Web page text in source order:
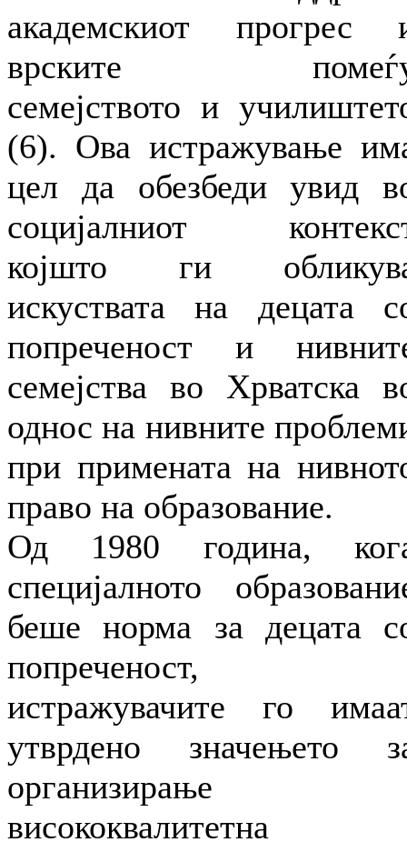
академскиот прогрес
врските
семејството и
(6). Ова истражување
цел да обезбеди увид
социјалниот
којшто ги
искуствата на децата
попреченост и
семејства во Хрватска
однос на нивните
при примената на
право на образование.
Од 1980 година,
специјалното
беше норма за децата
попреченост,
истражувачите го
утврдено значењето
организирање
висококвалитетна